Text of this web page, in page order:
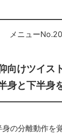
メニューNo.20
仰向けツイス
身と下半身
の分離動作を